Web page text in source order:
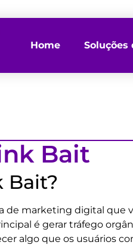
Home Soluções
Bait
Bait?
de marketing digital que
é gerar tráfego
algo que os usuários